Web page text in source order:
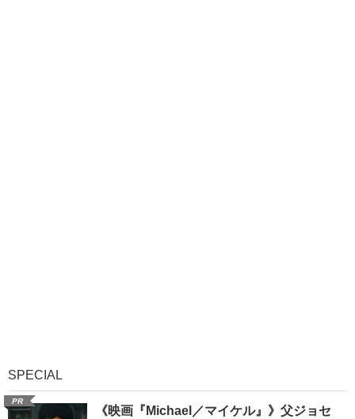
SPECIAL
PR
《映画『Michael／マイケル』》父ジョセ